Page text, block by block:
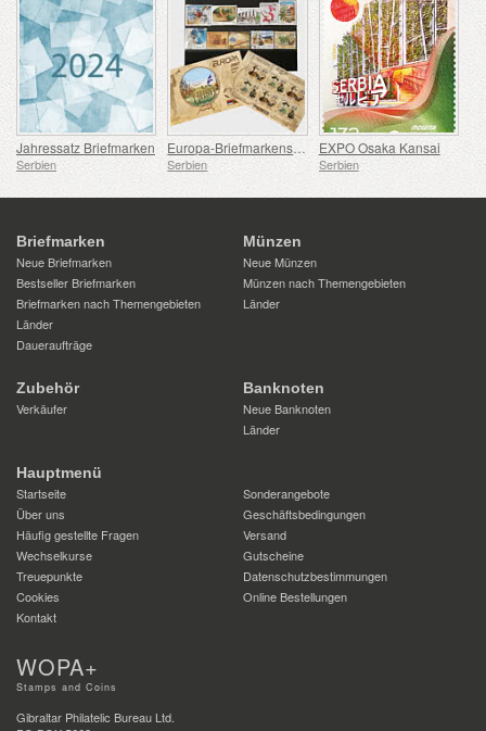
Jahressatz Briefmarken
Serbien
Europa-Briefmarkensatz 2007-2016
Serbien
EXPO Osaka Kansai
Serbien
Briefmarken
Neue Briefmarken
Bestseller Briefmarken
Briefmarken nach Themengebieten
Länder
Daueraufträge
Münzen
Neue Münzen
Münzen nach Themengebieten
Länder
Zubehör
Verkäufer
Banknoten
Neue Banknoten
Länder
Hauptmenü
Startseite
Sonderangebote
Über uns
Geschäftsbedingungen
Häufig gestellte Fragen
Versand
Wechselkurse
Gutscheine
Treuepunkte
Datenschutzbestimmungen
Cookies
Online Bestellungen
Kontakt
WOPA+
Stamps and Coins
Gibraltar Philatelic Bureau Ltd.